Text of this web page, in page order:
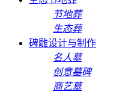
节地葬
生态葬
碑雕设计与制作
名人墓
创意墓碑
商艺墓